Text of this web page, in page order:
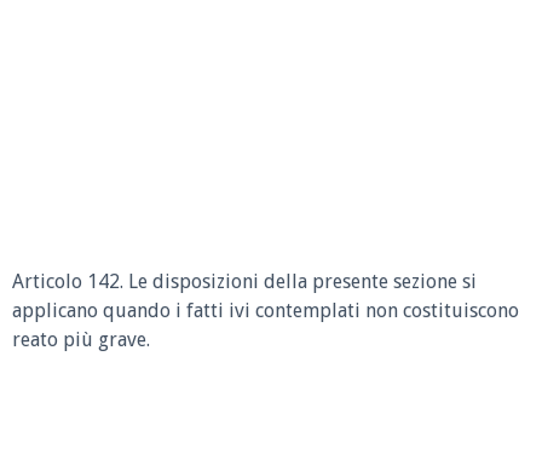
Articolo 142. Le disposizioni della presente sezione si
applicano quando i fatti ivi contemplati non costituiscono
reato più grave.